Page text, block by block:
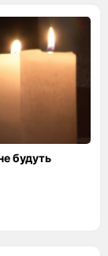
будуть